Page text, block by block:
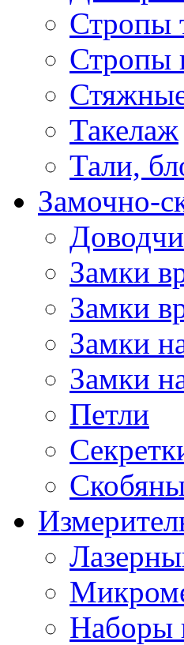
Стропы
Стропы
Такелаж
Тали,
Замочно-
Замки
Замки
Замки
Замки
Петли
Наборы